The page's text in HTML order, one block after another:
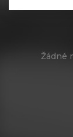
Žádné